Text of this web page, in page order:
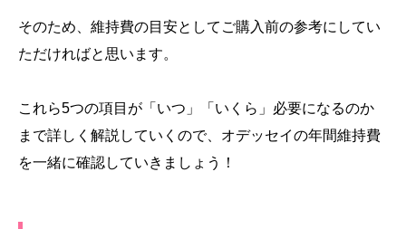
そのため、維持費の目安としてご購入前の参考にしてい
ただければと思います。
これら5つの項目が「いつ」「いくら」必要になるのか
まで詳しく解説していくので、オデッセイの年間維持費
を一緒に確認していきましょう！